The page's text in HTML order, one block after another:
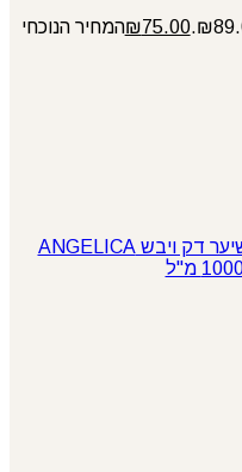
₪75.00
המחיר הנוכחי
שמפו סופט ללא מלחים לשיער דק ויבש ANGELICA